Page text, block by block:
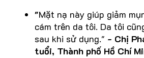
"Mặt nạ này giúp giảm
cám trên da tôi. Da tôi
sau khi sử dụng." - Chị
tuổi, Thành phố Hồ Chí